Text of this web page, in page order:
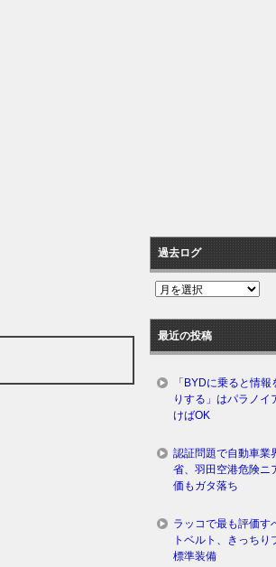
過去ログ
過
ロ
グ
最近の投稿
「BYDに乗ると情
りする」はパラノイ
けばOK
認証問題で自動車業
省、羽田空港危険ニ
価もガタ落ち
ラッコで最も評価す
トベルト、きっち
標準装備